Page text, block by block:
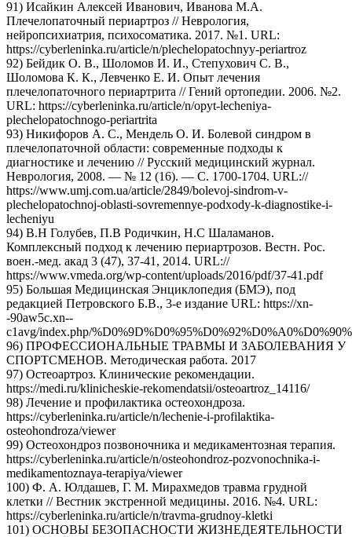
91) Исайкин Алексей Иванович, Иванова М.А.
Плечелопаточный периартроз // Неврология,
нейропсихиатрия, психосоматика. 2017. №1. URL:
https://cyberleninka.ru/article/n/plechelopatochnyy-periartroz
92) Бейдик О. В., Шоломов И. И., Степухович С. В.,
Шоломова К. К., Левченко Е. И. Опыт лечения
плечелопаточного периартрита // Гений ортопедии. 2006. №2.
URL: https://cyberleninka.ru/article/n/opyt-lecheniya-
plechelopatochnogo-periartrita
93) Никифоров А. С., Мендель О. И. Болевой синдром в
плечелопаточной области: современные подходы к
диагностике и лечению // Русский медицинский журнал.
Неврология, 2008. — № 12 (16). — С. 1700-1704. URL://
https://www.umj.com.ua/article/2849/bolevoj-sindrom-v-
plechelopatochnoj-oblasti-sovremennye-podxody-k-diagnostike-i-
lecheniyu
94) В.Н Голубев, П.В Родичкин, Н.С Шаламанов.
Комплексный подход к лечению периартрозов. Вестн. Рос.
воен.-мед. акад 3 (47), 37-41, 2014. URL://
https://www.vmeda.org/wp-content/uploads/2016/pdf/37-41.pdf
95) Большая Медицинская Энциклопедия (БМЭ), под
редакцией Петровского Б.В., 3-е издание URL: https://xn-
-90aw5c.xn--
c1avg/index.php/
96) ПРОФЕССИОНАЛЬНЫЕ ТРАВМЫ И ЗАБОЛЕВАНИЯ У
СПОРТСМЕНОВ. Методическая работа. 2017
97) Остеоартроз. Клинические рекомендации.
https://medi.ru/klinicheskie-rekomendatsii/osteoartroz_14116/
98) Лечение и профилактика остеохондроза.
https://cyberleninka.ru/article/n/lechenie-i-profilaktika-
osteohondroza/viewer
99) Остеохондроз позвоночника и медикаментозная терапия.
https://cyberleninka.ru/article/n/osteohondroz-pozvonochnika-i-
medikamentoznaya-terapiya/viewer
100) Ф. А. Юлдашев, Г. М. Мирахмедов травма грудной
клетки // Вестник экстренной медицины. 2016. №4. URL:
https://cyberleninka.ru/article/n/travma-grudnoy-kletki
101) ОСНОВЫ БЕЗОПАСНОСТИ ЖИЗНЕДЕЯТЕЛЬНОСТИ